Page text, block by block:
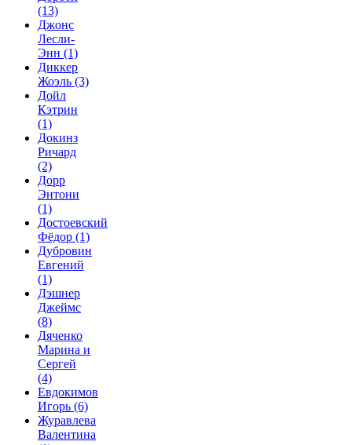
(13)
Джонс
Лесли-
Энн (1)
Диккер
Жоэль (3)
Дойл
Кэтрин
(1)
Докинз
Ричард
(2)
Дорр
Энтони
(1)
Достоевский
Фёдор (1)
Дубровин
Евгений
(1)
Дэшнер
Джеймс
(8)
Дяченко
Марина и
Сергей
(4)
Евдокимов
Игорь (6)
Журавлева
Валентина